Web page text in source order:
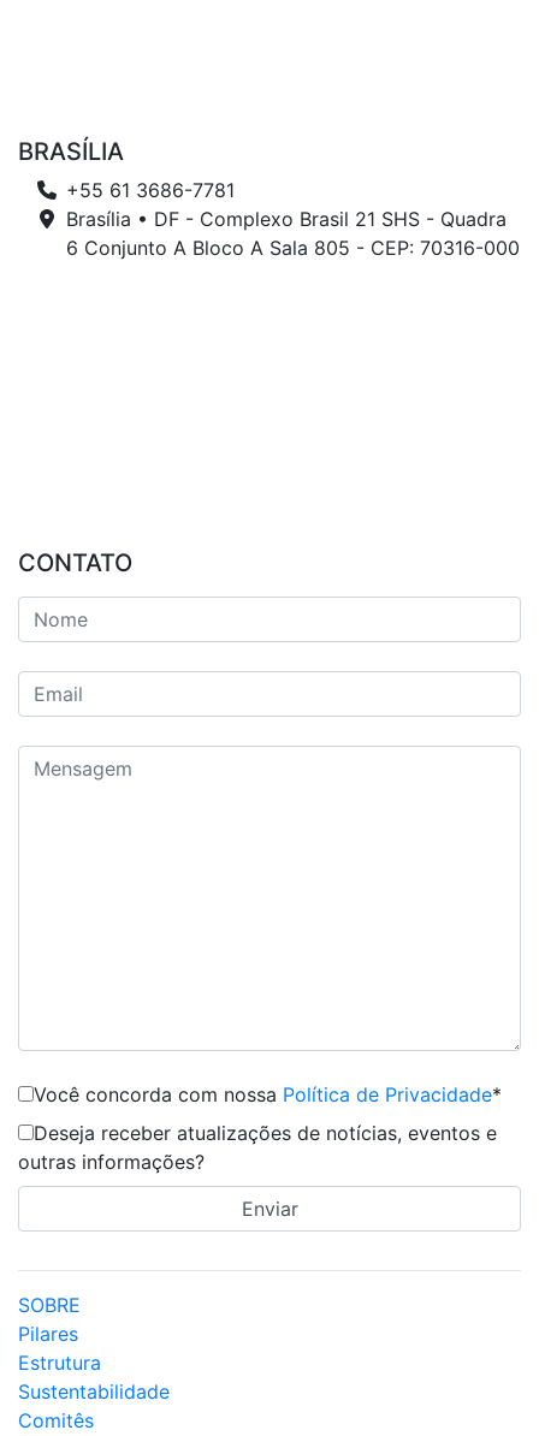
BRASÍLIA
+55 61 3686-7781
Brasília • DF - Complexo Brasil 21 SHS - Quadra
6 Conjunto A Bloco A Sala 805 - CEP: 70316-000
CONTATO
Você concorda com nossa Política de Privacidade*
Deseja receber atualizações de notícias, eventos e
outras informações?
SOBRE
Pilares
Estrutura
Sustentabilidade
Comitês